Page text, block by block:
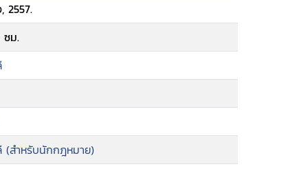
2557.
ซม.
(สำหรับนักกฎหมาย)